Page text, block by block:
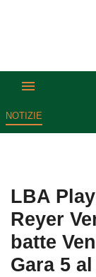
NOTIZIE
LBA
Reyer
batte
Gara 5